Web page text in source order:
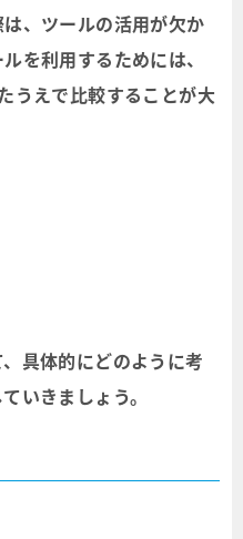
、ツールの活用が欠か
を利用するためには、
うえで比較することが大
具体的にどのように考
いきましょう。